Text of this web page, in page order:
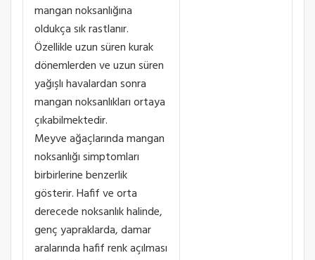
mangan noksanlığına
oldukça sık rastlanır.
Özellikle uzun süren kurak
dönemlerden ve uzun süren
yağışlı havalardan sonra
mangan noksanlıkları ortaya
çıkabilmektedir.
Meyve ağaçlarında mangan
noksanlığı simptomları
birbirlerine benzerlik
gösterir. Hafif ve orta
derecede noksanlık halinde,
genç yapraklarda, damar
aralarında hafif renk açılması